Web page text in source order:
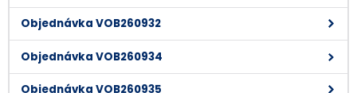
Objednávka VOB260932
Objednávka VOB260934
Objednávka VOB260935